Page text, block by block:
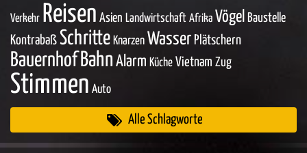
Verkehr Reisen Asien Landwirtschaft Afrika Vögel Baustelle
Kontrabaß Schritte Knarzen Wasser Plätschern
Bauernhof Bahn Alarm Küche Vietnam Zug
Stimmen Auto
Alle Schlagworte